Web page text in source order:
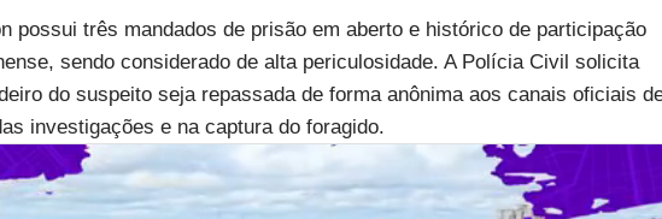
possui três mandados de prisão em aberto e histórico de participação
sendo considerado de alta periculosidade. A Polícia Civil solicita
do suspeito seja repassada de forma anônima aos canais oficiais
investigações e na captura do foragido.